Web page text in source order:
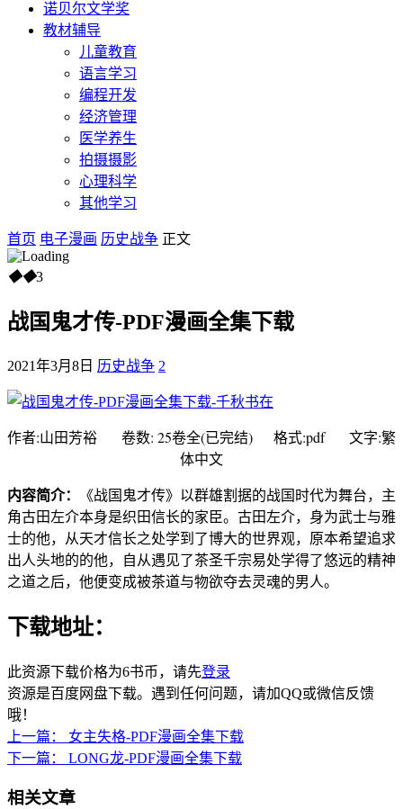
诺贝尔文学奖
教材辅导
儿童教育
语言学习
编程开发
经济管理
医学养生
拍摄摄影
心理科学
其他学习
首页 电子漫画 历史战争 正文
◆◆3
战国鬼才传-PDF漫画全集下载
2021年3月8日 历史战争 2
作者:山田芳裕 卷数: 25卷全(已完结) 格式:pdf 文字:繁
体中文
内容简介：
《战国鬼才传》以群雄割据的战国时代为舞台，主
角古田左介本身是织田信长的家臣。古田左介，身为武士与雅
士的他，从天才信长之处学到了博大的世界观，原本希望追求
出人头地的的他，自从遇见了茶圣千宗易处学得了悠远的精神
之道之后，他便变成被茶道与物欲夺去灵魂的男人。
下载地址：
此资源下载价格为6书币，请先登录
资源是百度网盘下载。遇到任何问题，请加QQ或微信反馈
哦！
上一篇：
女主失格-PDF漫画全集下载
下一篇：
LONG龙-PDF漫画全集下载
相关文章